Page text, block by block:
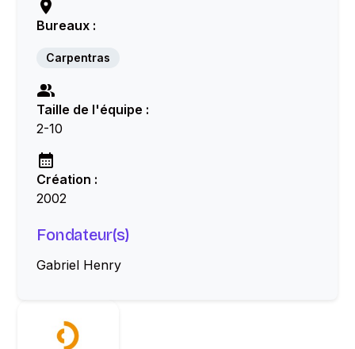
Bureaux :
Carpentras
Taille de l'équipe :
2-10
Création :
2002
Fondateur(s)
Gabriel Henry